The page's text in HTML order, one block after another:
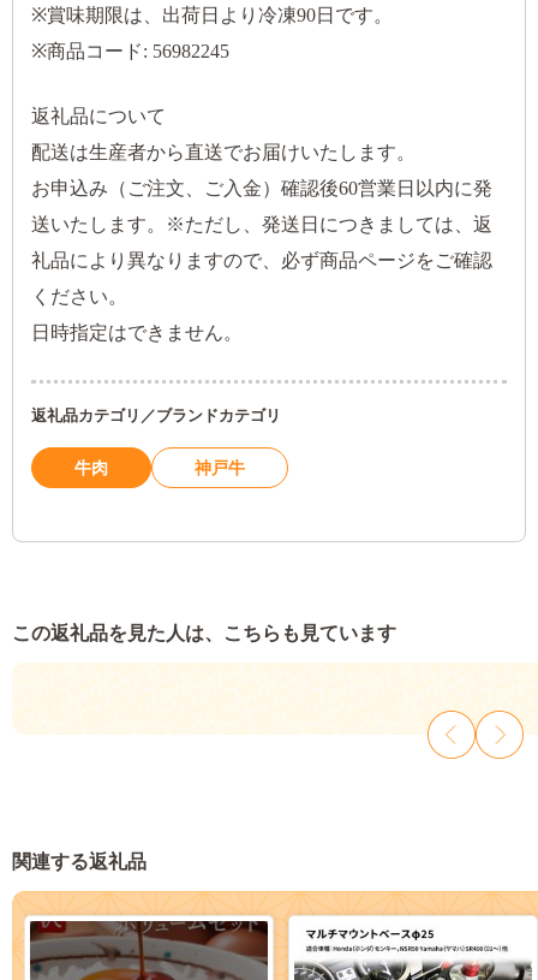
※賞味期限は、出荷日より冷凍90日です。
※商品コード: 56982245
返礼品について
配送は生産者から直送でお届けいたします。
お申込み（ご注文、ご入金）確認後60営業日以内に発
送いたします。※ただし、発送日につきましては、返
礼品により異なりますので、必ず商品ページをご確認
ください。
日時指定はできません。
返礼品カテゴリ／ブランドカテゴリ
牛肉 神戸牛
この返礼品を見た人は、こちらも見ています
関連する返礼品